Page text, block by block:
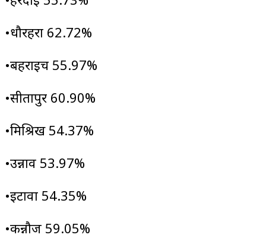
•धौरहरा 62.72%
•बहराइच 55.97%
•सीतापुर 60.90%
•मिश्रिख 54.37%
•उन्नाव 53.97%
•इटावा 54.35%
•कन्नौज 59.05%